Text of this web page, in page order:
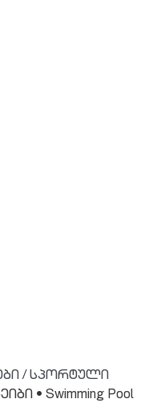
/სპორტული
• Swimming Pool